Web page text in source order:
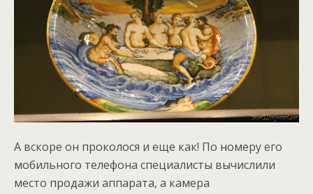
А вскоре он проколося и еще как! По номеру его
мобильного телефона специалисты вычислили
место продажи аппарата, а камера